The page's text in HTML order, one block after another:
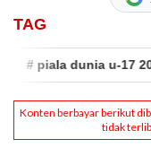
TAG
# piala dunia u-17 2025